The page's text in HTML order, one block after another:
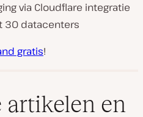
via Cloudflare integratie
30 datacenters
gratis!
artikelen en